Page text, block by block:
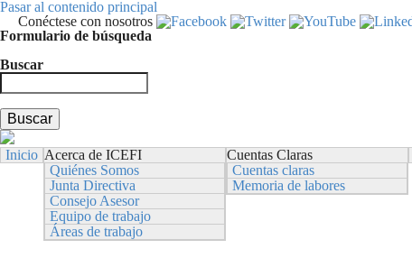
Pasar al contenido principal
Conéctese con nosotros
Formulario de búsqueda
Buscar
Inicio Acerca de ICEFI
Quiénes Somos
Junta Directiva
Consejo Asesor
Equipo de trabajo
Áreas de trabajo
Cuentas Claras
Cuentas claras
Memoria de labores